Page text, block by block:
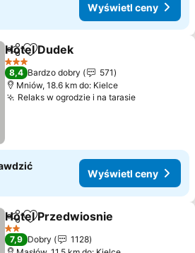
Wyświetl ceny
Udostępnij
Dodaj do ulubionych
Hotel Dudek
3 Kategoria
8,4 Bardzo dobry
571
Mniów, 18.6 km do: Kielce
Relaks w ogrodzie i na tarasieWyświetl
Wyświetl ceny
Udostępnij
Dodaj do ulubionych
Hotel Przedwiosnie
2 Kategoria
7,9 Dobry
1128